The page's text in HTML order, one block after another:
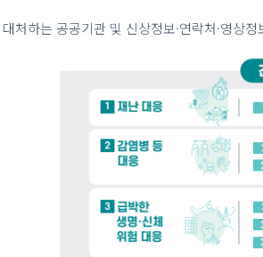
처하는 공공기관 및 신상정보·연락처·영상